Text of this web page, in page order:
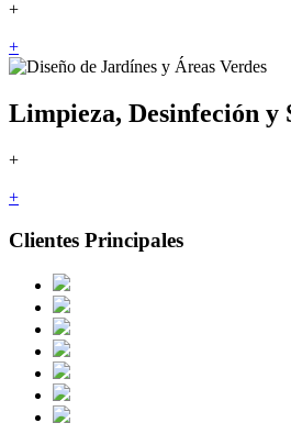
+
+
Limpieza, Desinfeción y
+
+
Clientes Principales